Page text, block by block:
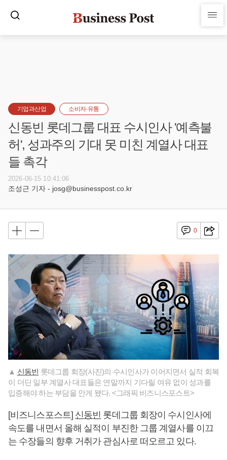
기업과산업 소비자·유통
신동빈 롯데그룹 대표 수시인사 '예측불
허', 성과주의 기대 못 미친 계열사 대표
들 촉각
2026-06-15 10:41:06
조성근 기자 - josg@businesspost.co.kr
0
▲ 신동빈 롯데그룹 회장(사진)의 수시인사가 이어지면서 실적 회복
이 더딘 일부 계열사 대표들은 연말까지 기다릴 여유 없이 성과를
입증해야 하는 부담을 안게 됐다. <그래픽 비즈니스포스트>
[비즈니스포스트] 신동빈 롯데그룹 회장이 수시인사에
속도를 내면서 올해 실적이 부진한 그룹 계열사를 이끄
는 수장들의 향후 거취가 관심사로 떠오르고 있다.